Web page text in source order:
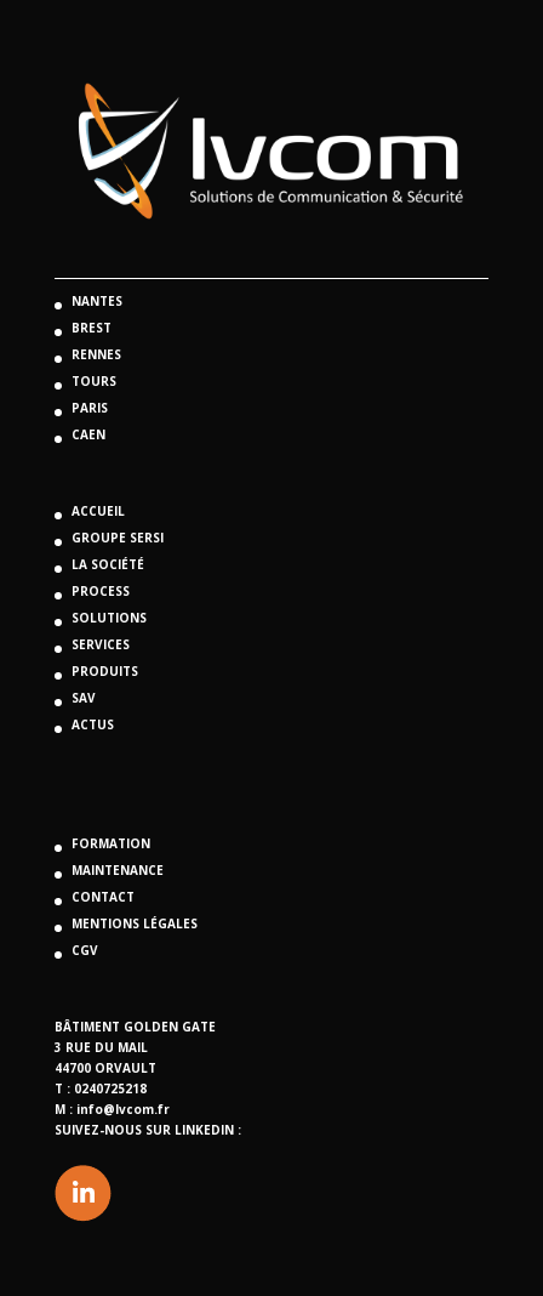
NANTES
BREST
RENNES
TOURS
PARIS
CAEN
ACCUEIL
GROUPE SERSI
LA SOCIÉTÉ
PROCESS
SOLUTIONS
SERVICES
PRODUITS
SAV
ACTUS
FORMATION
MAINTENANCE
CONTACT
MENTIONS LÉGALES
CGV
BÂTIMENT GOLDEN GATE
3 RUE DU MAIL
44700 ORVAULT
T : 0240725218
M : info@lvcom.fr
SUIVEZ-NOUS SUR LINKEDIN :